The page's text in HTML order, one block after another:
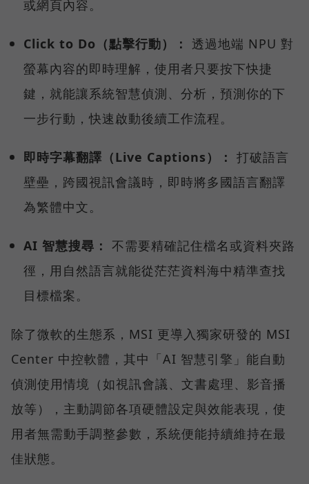
或網頁內容。
Click to Do（點擊行動）： 透過地端 NPU 對
螢幕內容的即時理解，使用者只要按下快捷
鍵，就能讓系統智慧偵測、分析，預測你的下
一步行動，快速啟動後續工作流程。
即時字幕翻譯（Live Captions）： 打破語言
壁壘，跨國視訊會議時，即時將多國語言翻譯
為繁體中文。
AI 智慧搜尋： 不需要精確記住檔名或資料夾路
徑，用自然語言就能從茫茫資料海中精準查找
目標檔案。
除了微軟的生態系，MSI 更導入獨家研發的 MSI
Center 中控軟體，其中「AI 智慧引擎」能自動
偵測使用情境（如視訊會議、文書處理、影音播
放等），主動調節各項硬體設定與效能表現，使
用者無需動手調整參數，系統便能持續維持在最
佳狀態。